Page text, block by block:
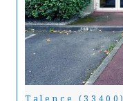
Talence (33400)